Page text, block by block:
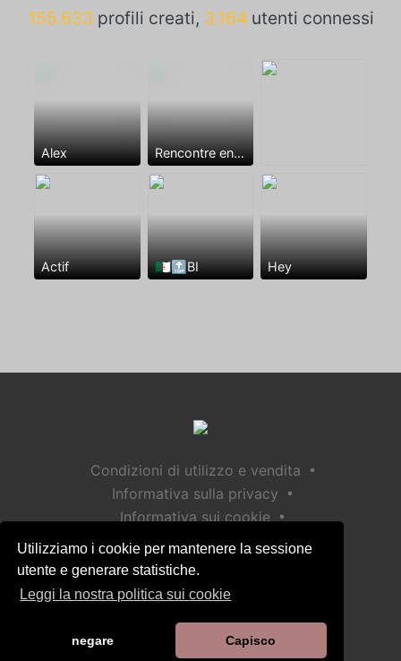
Utilizziamo i cookie per mantenere la sessione
utente e generare statistiche.
Leggi la nostra politica sui cookie
negare Capisco
155.633 profili creati, 3.164utenti connessi
Alex Rencontre entre mecs
Actif 🇩🇿🔝BI Hey
Condizioni di utilizzo e vendita •
Informativa sulla privacy •
Informativa sui cookie •
Politica sulla sicurezza dei bambini
Aiuto / Contatto